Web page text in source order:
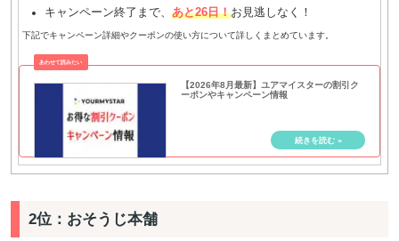
キャンペーン終了まで、 あと26日！お見逃しなく！
下記でキャンペーン詳細やクーポンの使い方について詳しくまとめています。
【2026年8月最新】ユアマイスターの割引ク
ーポンやキャンペーン情報
2位：おそうじ本舗